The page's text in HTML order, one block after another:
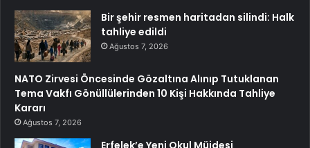
Bir şehir resmen haritadan silindi: Halk
tahliye edildi
Ağustos 7, 2026
NATO Zirvesi Öncesinde Gözaltına Alınıp Tutuklanan
Tema Vakfı Gönüllülerinden 10 Kişi Hakkında Tahliye
Kararı
Ağustos 7, 2026
Erfelek’e Yeni Okul Müjdesi